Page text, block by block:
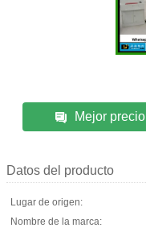
Mejor precio
Datos del producto
Lugar de origen:
Nombre de la marca: